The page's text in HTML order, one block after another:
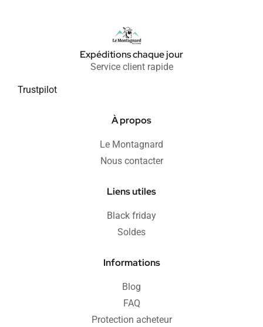
Expéditions chaque jour
Service client rapide
Trustpilot
À propos
Le Montagnard
Nous contacter
Liens utiles
Black friday
Soldes
Informations
Blog
FAQ
Protection acheteur